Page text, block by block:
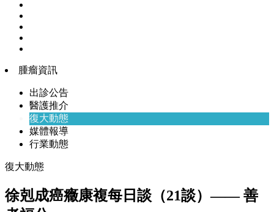
腫瘤資訊
出診公告
醫護推介
復大動態
媒體報導
行業動態
復大動態
徐剋成癌癥康複每日談（21談）—— 善